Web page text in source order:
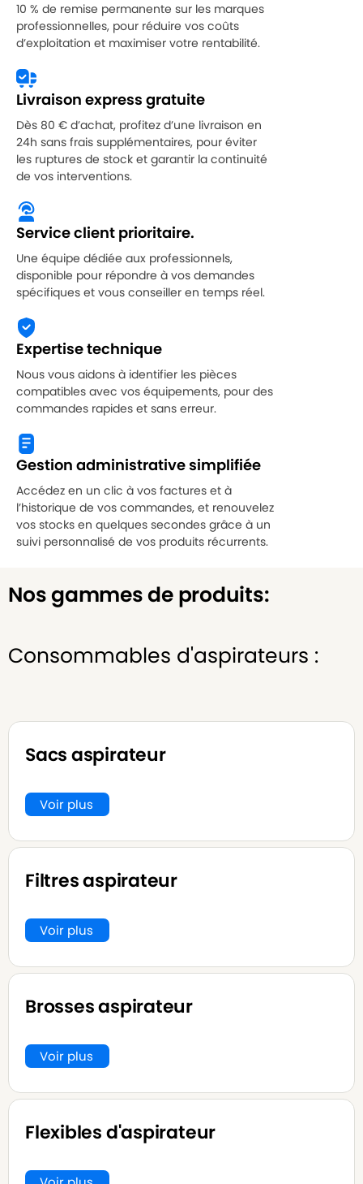
10 % de remise permanente sur les marques
professionnelles, pour réduire vos coûts
d’exploitation et maximiser votre rentabilité.
Livraison express gratuite
Dès 80 € d’achat, profitez d’une livraison en
24h sans frais supplémentaires, pour éviter
les ruptures de stock et garantir la continuité
de vos interventions.
Service client prioritaire.
Une équipe dédiée aux professionnels,
disponible pour répondre à vos demandes
spécifiques et vous conseiller en temps réel.
Expertise technique
Nous vous aidons à identifier les pièces
compatibles avec vos équipements, pour des
commandes rapides et sans erreur.
Gestion administrative simplifiée
Accédez en un clic à vos factures et à
l’historique de vos commandes, et renouvelez
vos stocks en quelques secondes grâce à un
suivi personnalisé de vos produits récurrents.
Nos gammes de produits:
Consommables d'aspirateurs :
Sacs aspirateur
Voir plus
Filtres aspirateur
Voir plus
Brosses aspirateur
Voir plus
Flexibles d'aspirateur